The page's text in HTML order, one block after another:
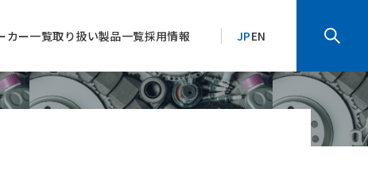
カー一覧取り扱い製品一覧採用情報 JPEN